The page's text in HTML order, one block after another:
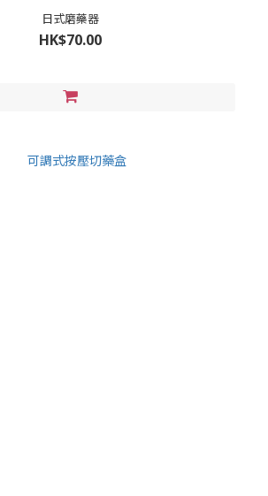
日式磨藥器
HK$70.00